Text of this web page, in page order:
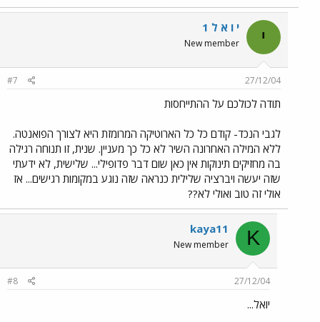
י י ו א ל 1
New member
27/12/04
#7
תודה לכולכם על ההתייחסות
לגבי הנכד- קודם כל כל הארוטיקה המרומזת היא לצורך הפואנטה.
ללא המילה האחרונה השיר לא כל כך מעניין. שנית, זו תנוחה רגילה
בה מחזיקים תינוקות אין כאן שום דבר פדופילי... שלישית, לא ידעתי
שזה יעשה ויברציה שלילית כנראה שזה נוגע במקומות רגישים... אז
אולי זה טוב ואולי לא??
K
kaya11
New member
27/12/04
#8
יואל...